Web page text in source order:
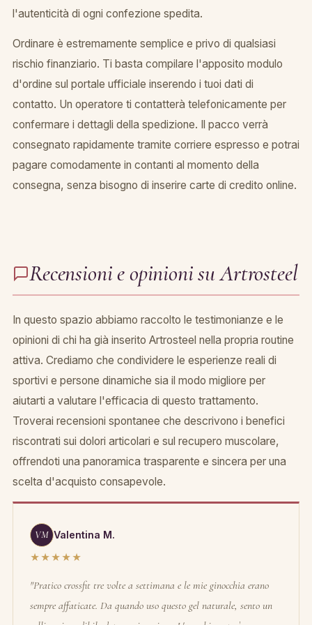
l'autenticità di ogni confezione spedita.
Ordinare è estremamente semplice e privo di qualsiasi
rischio finanziario. Ti basta compilare l'apposito modulo
d'ordine sul portale ufficiale inserendo i tuoi dati di
contatto. Un operatore ti contatterà telefonicamente per
confermare i dettagli della spedizione. Il pacco verrà
consegnato rapidamente tramite corriere espresso e potrai
pagare comodamente in contanti al momento della
consegna, senza bisogno di inserire carte di credito online.
Recensioni e opinioni su Artrosteel
In questo spazio abbiamo raccolto le testimonianze e le
opinioni di chi ha già inserito Artrosteel nella propria routine
attiva. Crediamo che condividere le esperienze reali di
sportivi e persone dinamiche sia il modo migliore per
aiutarti a valutare l'efficacia di questo trattamento.
Troverai recensioni spontanee che descrivono i benefici
riscontrati sui dolori articolari e sul recupero muscolare,
offrendoti una panoramica trasparente e sincera per una
scelta d'acquisto consapevole.
VM Valentina M.
★★★★★
"Pratico crossfit tre volte a settimana e le mie ginocchia erano
sempre affaticate. Da quando uso questo gel naturale, sento un